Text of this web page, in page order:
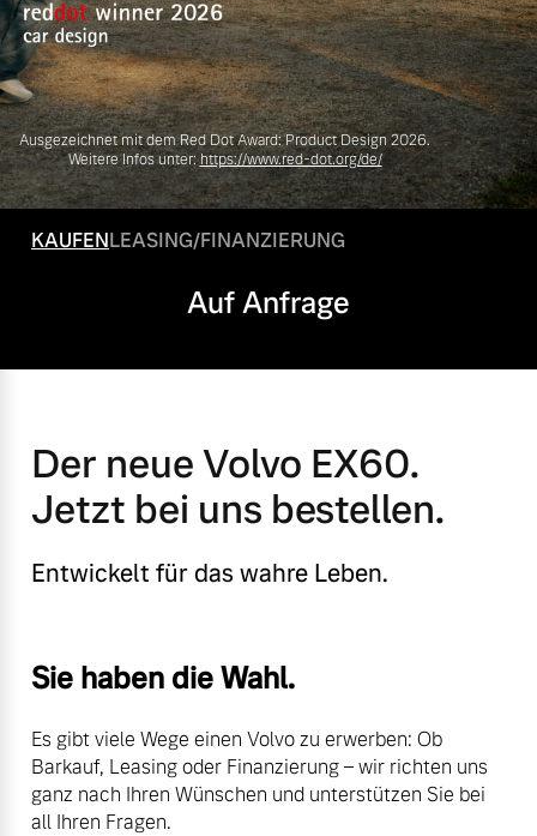
Mild-Hybrid
4 Modelle
Editionsmodelle
Angebot anfragen
Fahrzeug konfigurieren
Volvo Selekt
Volvo Gebrauchtwagenbörse
Gebrauchtwagen
Volvo kauft Ihr Auto
Aktuelle Zubehörangebote
Zubehörkatalog
Sie erhalten bei uns eine
Vielzahl von Original
Volvo Winter- und
Sommer Kompletträder.
Mehr erfahren
Frühjahrscheck
Kontakt und Anfahrt
Karriere
Kooperationspartner
Unsere News & Events
Ausgezeichnet mit dem Red Dot Award: Product Design 2026.
Weitere Infos unter:https://www.red-dot.org/de/
KAUFENLEASING/FINANZIERUNG
Auf Anfrage
Der neue Volvo EX60.
Jetzt bei uns bestellen.
Entwickelt für das wahre Leben.
Sie haben die Wahl.
Es gibt viele Wege einen Volvo zu erwerben: Ob
Barkauf, Leasing oder Finanzierung – wir richten uns
ganz nach Ihren Wünschen und unterstützen Sie bei
all Ihren Fragen.